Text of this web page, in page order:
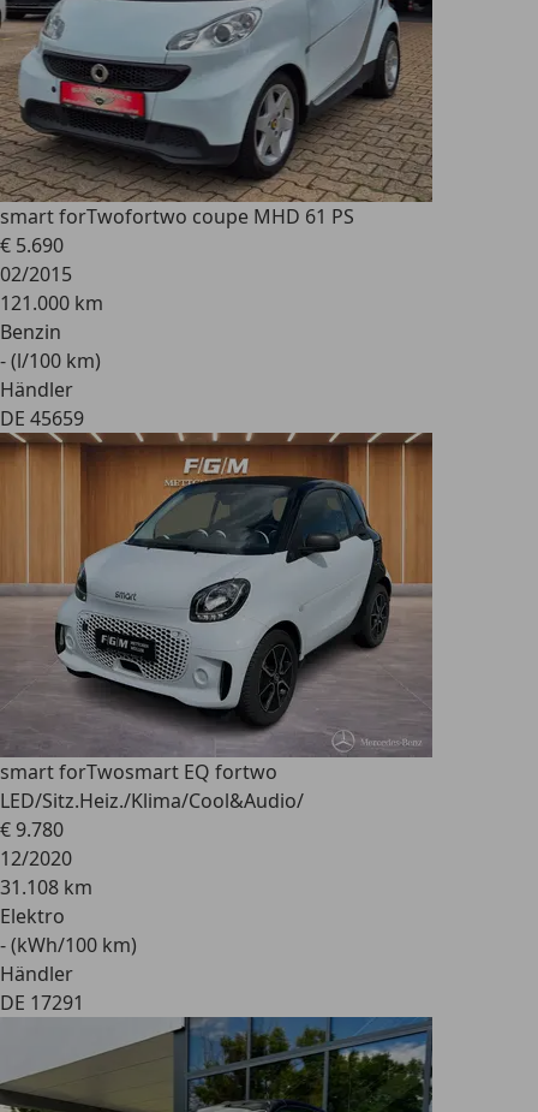
smart forTwofortwo coupe MHD 61 PS
€ 5.690
02/2015
121.000 km
Benzin
- (l/100 km)
Händler
DE 45659
smart forTwosmart EQ fortwo
LED/Sitz.Heiz./Klima/Cool&Audio/
€ 9.780
12/2020
31.108 km
Elektro
- (kWh/100 km)
Händler
DE 17291